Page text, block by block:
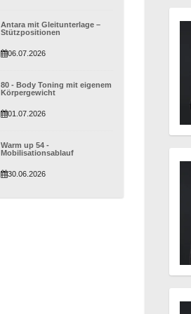
Antara mit Gleitunterlage –
Stützpositionen
06.07.2026
80 - Body Toning mit eigenem
Körpergewicht
01.07.2026
Warm up 54 -
Mobilisationsablauf
30.06.2026